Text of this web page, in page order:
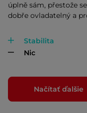
úplně sám, přestože
dobře ovladatelný a
Stabilita
Nic
Načítať ďalšie